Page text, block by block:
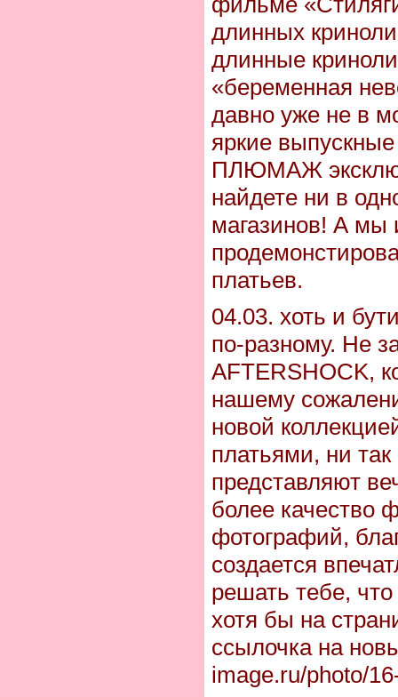
длинных
длинные
«беременная
давно уже не в
яркие
ПЛЮМАЖ
найдете ни в
магазинов! А
платьев.
04.03. хоть и
по-разному. Не
AFTERSHOCK,
нашему
новой
платьями, ни
представляют
более качество
фотографий,
создается
решать тебе,
хотя бы на
ссылочка на
image.ru/photo/